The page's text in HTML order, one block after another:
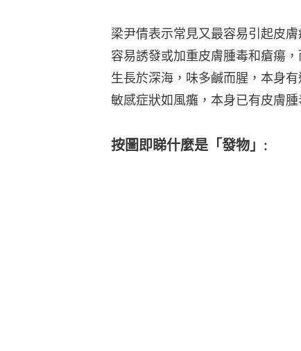
梁尹倩表示常見又最容易引起皮
容易誘發或加重皮膚腫毒和瘡瘍
生長於深海，味多鹹而腥，本身
敏感症狀如風癱，本身已有皮膚
按圖即睇什麼是「發物」: